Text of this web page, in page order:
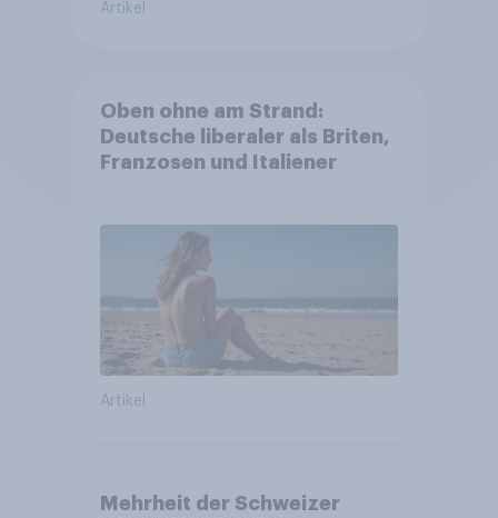
Artikel
Oben ohne am Strand:
Deutsche liberaler als Briten,
Franzosen und Italiener
Artikel
Mehrheit der Schweizer